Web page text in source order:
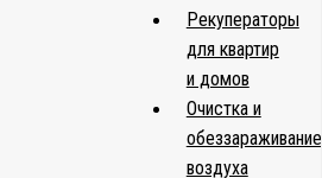
Рекуператоры
для квартир
и домов
Очистка и
обеззараживание
воздуха